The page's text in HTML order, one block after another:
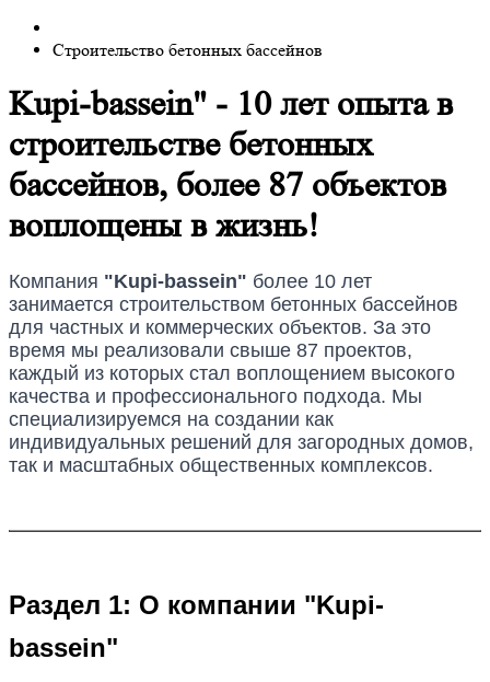
Строительство бетонных бассейнов
Kupi-bassein" - 10 лет опыта в
строительстве бетонных
бассейнов, более 87 объектов
воплощены в жизнь!
Компания "Kupi-bassein" более 10 лет
занимается строительством бетонных бассейнов
для частных и коммерческих объектов. За это
время мы реализовали свыше 87 проектов,
каждый из которых стал воплощением высокого
качества и профессионального подхода. Мы
специализируемся на создании как
индивидуальных решений для загородных домов,
так и масштабных общественных комплексов.
Раздел 1: О компании "Kupi-
bassein"